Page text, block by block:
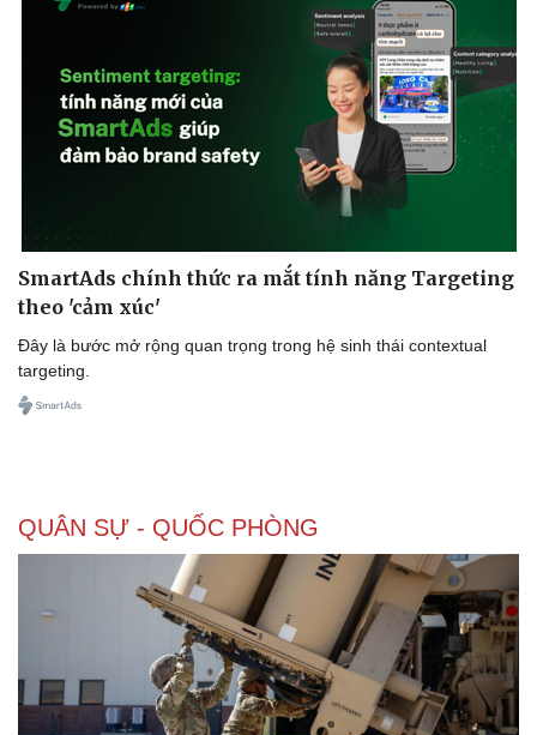
Doanh nghiệp
Thông tin doanh nghiệp
Công nghệ
Sành điệu
Tin Công nghệ
Trải nghiệm
Chuyển đổi số
SmartAds chính thức ra mắt tính năng Targeting
theo 'cảm xúc'
Đây là bước mở rộng quan trọng trong hệ sinh thái contextual
targeting.
QUÂN SỰ - QUỐC PHÒNG